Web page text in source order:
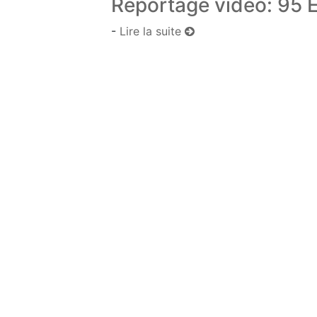
Reportage vidéo: 95
- Lire la suite